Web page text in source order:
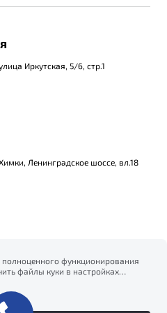
Иркутская, 5/6, стр.1
Ленинградское шоссе, вл.18
данных
функционирования
файлы куки в настройках
и подтверждаете
сбору, использованию и